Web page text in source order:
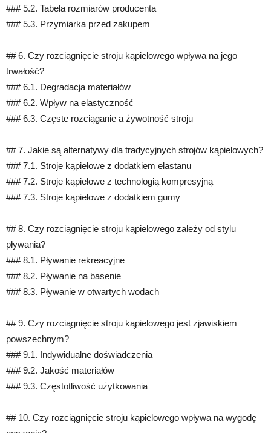
### 5.2. Tabela rozmiarów producenta
### 5.3. Przymiarka przed zakupem
## 6. Czy rozciągnięcie stroju kąpielowego wpływa na jego
trwałość?
### 6.1. Degradacja materiałów
### 6.2. Wpływ na elastyczność
### 6.3. Częste rozciąganie a żywotność stroju
## 7. Jakie są alternatywy dla tradycyjnych strojów kąpielowych?
### 7.1. Stroje kąpielowe z dodatkiem elastanu
### 7.2. Stroje kąpielowe z technologią kompresyjną
### 7.3. Stroje kąpielowe z dodatkiem gumy
## 8. Czy rozciągnięcie stroju kąpielowego zależy od stylu
pływania?
### 8.1. Pływanie rekreacyjne
### 8.2. Pływanie na basenie
### 8.3. Pływanie w otwartych wodach
## 9. Czy rozciągnięcie stroju kąpielowego jest zjawiskiem
powszechnym?
### 9.1. Indywidualne doświadczenia
### 9.2. Jakość materiałów
### 9.3. Częstotliwość użytkowania
## 10. Czy rozciągnięcie stroju kąpielowego wpływa na wygodę